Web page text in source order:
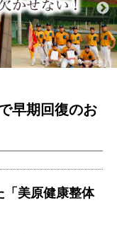
早期回復のお
「美原健康整体